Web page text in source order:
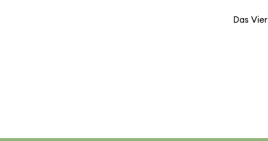
Das